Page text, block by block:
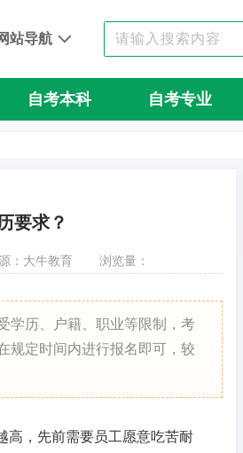
站导航
自考本科 自考专业
要求？
：大牛教育 浏览量：
学历、户籍、职业等限制，考
规定时间内进行报名即可，较
高，先前需要员工愿意吃苦耐